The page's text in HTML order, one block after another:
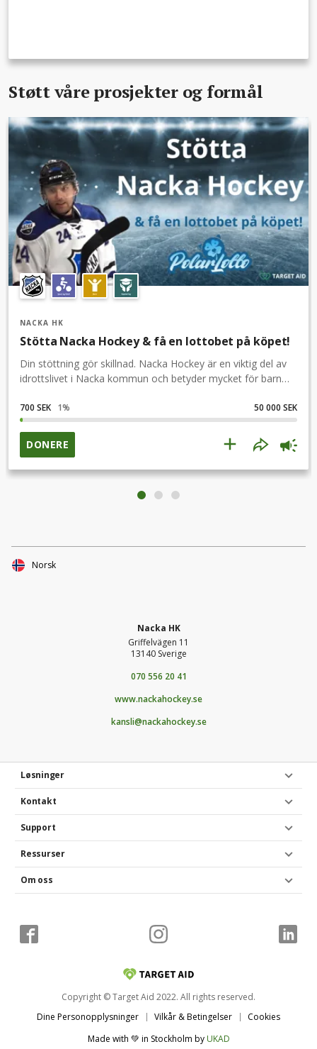
Støtt våre prosjekter og formål
NACKA HK
Stötta Nacka Hockey & få en lottobet på köpet!
Din stöttning gör skillnad. Nacka Hockey är en viktig del av
idrottslivet i Nacka kommun och betyder mycket för barn
tillhörande utrymmen så vi blir ännu mer välkomnade till
våra gäster och alla våra lag.Vi behöver din hjälp och
samtidigt vill vi ge alla våra supporters något tillbaka, därför
får alla som skänker ett lottobet via Polarlotto som ger
chansen till riktigt stora vinster!Skänker du 200 kr får du ett
från PolarlottoDu som har skänkt till insamlingen får ett mail
företag kan använda faktura.Dela enkelt insamlingen i dina
egna sociala medier för ännu mer support.Följ och få
700 SEK 1% 50 000 SEK
DONERE
Nacka HK
Griffelvägen 11
13140 Sverige
070 556 20 41
www.nackahockey.se
kansli@nackahockey.se
Løsninger
Kontakt
Support
Ressurser
Om oss
Copyright © Target Aid 2022. All rights reserved.
Dine Personopplysninger
Vilkår & Betingelser
Cookies
Made with 💚 in Stockholm by UKAD
Norsk